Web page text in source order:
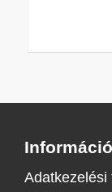
Adatkezelési